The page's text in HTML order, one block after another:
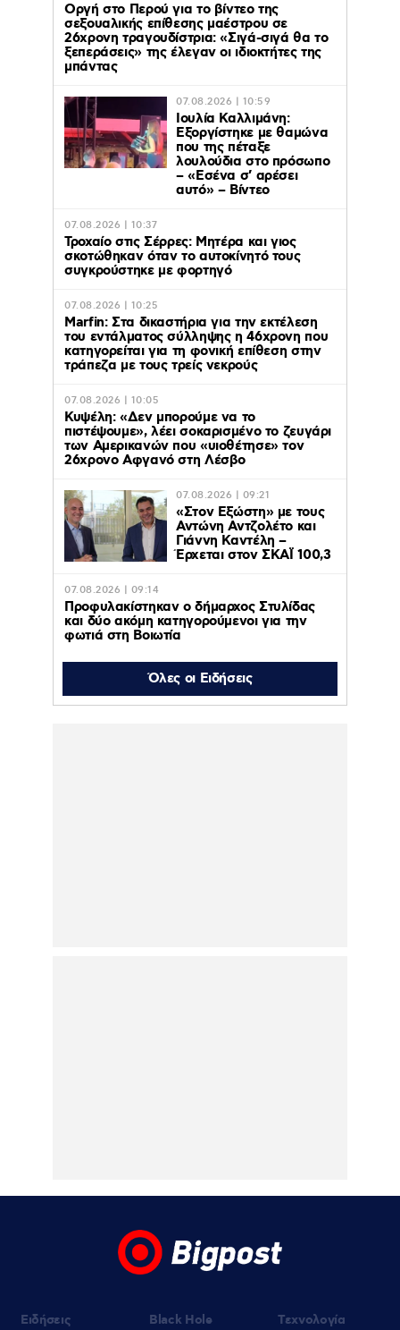
Οργή στο Περού για το βίντεο της
σεξουαλικής επίθεσης μαέστρου σε
26χρονη τραγουδίστρια: «Σιγά-σιγά θα το
ξεπεράσεις» της έλεγαν οι ιδιοκτήτες της
μπάντας
07.08.2026 | 10:59
Ιουλία Καλλιμάνη:
Εξοργίστηκε με θαμώνα
που της πέταξε
λουλούδια στο πρόσωπο
– «Εσένα σ’ αρέσει
αυτό» – Βίντεο
07.08.2026 | 10:37
Τροχαίο στις Σέρρες: Μητέρα και γιος
σκοτώθηκαν όταν το αυτοκίνητό τους
συγκρούστηκε με φορτηγό
07.08.2026 | 10:25
Marfin: Στα δικαστήρια για την εκτέλεση
του εντάλματος σύλληψης η 46χρονη που
κατηγορείται για τη φονική επίθεση στην
τράπεζα με τους τρείς νεκρούς
07.08.2026 | 10:05
Κυψέλη: «Δεν μπορούμε να το
πιστέψουμε», λέει σοκαρισμένο το ζευγάρι
των Αμερικανών που «υιοθέτησε» τον
26χρονο Αφγανό στη Λέσβο
07.08.2026 | 09:21
«Στον Εξώστη» με τους
Αντώνη Αντζολέτο και
Γιάννη Καντέλη –
Έρχεται στον ΣΚΑΪ 100,3
07.08.2026 | 09:14
Προφυλακίστηκαν ο δήμαρχος Στυλίδας
και δύο ακόμη κατηγορούμενοι για την
φωτιά στη Βοιωτία
07.08.2026 | 00:07
Μάλια: Πώς πνίγηκε η 42χρονη τουρίστρια
μπροστά στα 3 ανήλικα παιδιά της – «Τα
Όλες οι Ειδήσεις
Ειδήσεις Black Hole Τεχνολογία